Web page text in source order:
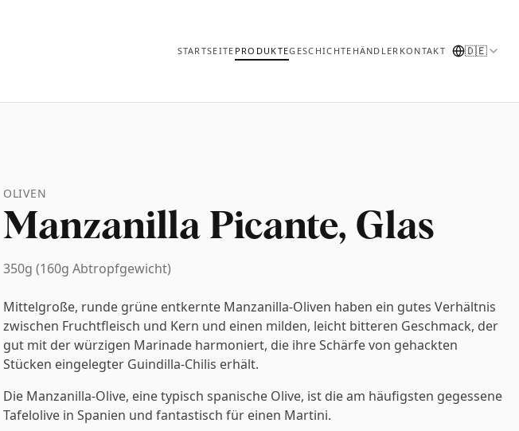
STARTSEITE PRODUKTEGESCHICHTE HÄNDLER KONTAKT 🇩🇪
OLIVEN
Manzanilla Picante, Glas
350g (160g Abtropfgewicht)
Mittelgroße, runde grüne entkernte Manzanilla-Oliven haben ein gutes Verhältnis
zwischen Fruchtfleisch und Kern und einen milden, leicht bitteren Geschmack, der
gut mit der würzigen Marinade harmoniert, die ihre Schärfe von gehackten
Stücken eingelegter Guindilla-Chilis erhält.
Die Manzanilla-Olive, eine typisch spanische Olive, ist die am häufigsten gegessene
Tafelolive in Spanien und fantastisch für einen Martini.